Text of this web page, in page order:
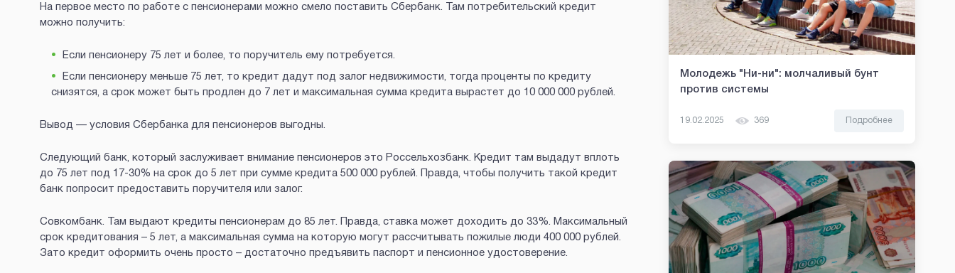
На первое место по работе с пенсионерами можно смело поставить Сбербанк. Там потребительский кредит
можно получить:
Если пенсионеру 75 лет и более, то поручитель ему потребуется.
Если пенсионеру меньше 75 лет, то кредит дадут под залог недвижимости, тогда проценты по кредиту
снизятся, а срок может быть продлен до 7 лет и максимальная сумма кредита вырастет до 10 000 000 рублей.
Вывод — условия Сбербанка для пенсионеров выгодны.
Следующий банк, который заслуживает внимание пенсионеров это Россельхозбанк. Кредит там выдадут вплоть
до 75 лет под 17-30% на срок до 5 лет при сумме кредита 500 000 рублей. Правда, чтобы получить такой кредит
банк попросит предоставить поручителя или залог.
Совкомбанк. Там выдают кредиты пенсионерам до 85 лет. Правда, ставка может доходить до 33%. Максимальный
срок кредитования – 5 лет, а максимальная сумма на которую могут рассчитывать пожилые люди 400 000 рублей.
Зато кредит оформить очень просто – достаточно предъявить паспорт и пенсионное удостоверение.
Молодежь "Ни-ни": молчаливый бунт
против системы
19.02.2025 369 Подробнее